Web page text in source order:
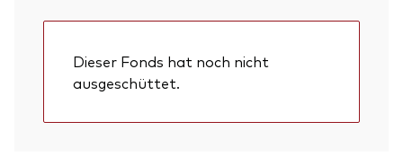
Dieser Fonds hat noch nicht
ausgeschüttet.